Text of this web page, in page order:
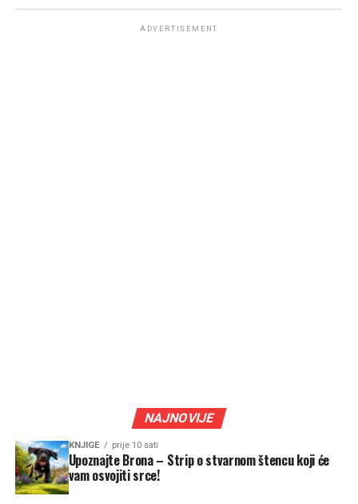
ADVERTISEMENT
NAJNOVIJE
KNJIGE prije 10 sati
Upoznajte Brona – Strip o stvarnom štencu koji će
vam osvojiti srce!